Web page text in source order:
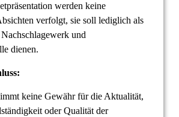
werden keine
verfolgt, sie soll lediglich als
und
dienen.
keine Gewähr für die Aktualität,
oder Qualität der